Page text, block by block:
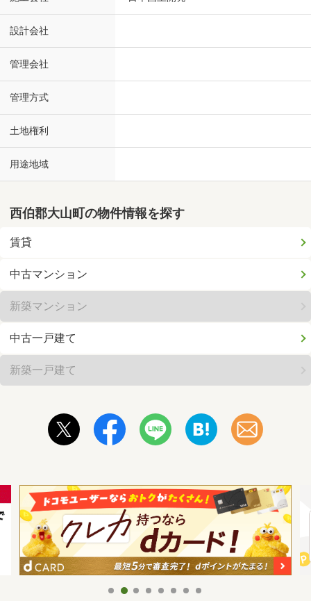
設計会社
管理会社
管理方式
土地権利
用途地域
西伯郡大山町の物件情報を探す
賃貸
中古マンション
新築マンション
中古一戸建て
新築一戸建て